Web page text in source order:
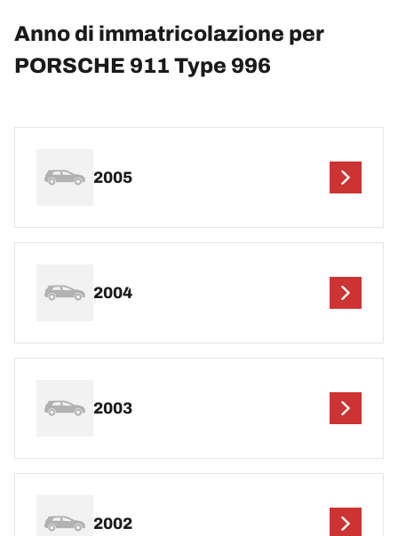
Anno di immatricolazione per
PORSCHE 911 Type 996
2005
2004
2003
2002